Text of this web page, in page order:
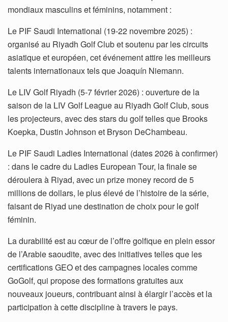
mondiaux masculins et féminins, notamment :
Le PIF Saudi International (19-22 novembre 2025) :
organisé au Riyadh Golf Club et soutenu par les circuits
asiatique et européen, cet événement attire les meilleurs
talents internationaux tels que Joaquín Niemann.
Le LIV Golf Riyadh (5-7 février 2026) : ouverture de la
saison de la LIV Golf League au Riyadh Golf Club, sous
les projecteurs, avec des stars du golf telles que Brooks
Koepka, Dustin Johnson et Bryson DeChambeau.
Le PIF Saudi Ladies International (dates 2026 à confirmer)
: dans le cadre du Ladies European Tour, la finale se
déroulera à Riyad, avec un prize money record de 5
millions de dollars, le plus élevé de l’histoire de la série,
faisant de Riyad une destination de choix pour le golf
féminin.
La durabilité est au cœur de l’offre golfique en plein essor
de l’Arabie saoudite, avec des initiatives telles que les
certifications GEO et des campagnes locales comme
GoGolf, qui propose des formations gratuites aux
nouveaux joueurs, contribuant ainsi à élargir l’accès et la
participation à cette discipline à travers le pays.